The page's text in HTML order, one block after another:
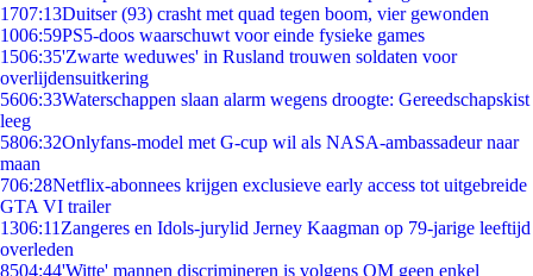
1707:13Duitser (93) crasht met quad tegen boom, vier gewonden
1006:59PS5-doos waarschuwt voor einde fysieke games
1506:35'Zwarte weduwes' in Rusland trouwen soldaten voor
overlijdensuitkering
5606:33Waterschappen slaan alarm wegens droogte: Gereedschapskist
leeg
5806:32Onlyfans-model met G-cup wil als NASA-ambassadeur naar
maan
706:28Netflix-abonnees krijgen exclusieve early access tot uitgebreide
GTA VI trailer
1306:11 Zangeres en Idols-jurylid Jerney Kaagman op 79-jarige leeftijd
overleden
8504:44'Witte' mannen discrimineren is volgens OM geen enkel